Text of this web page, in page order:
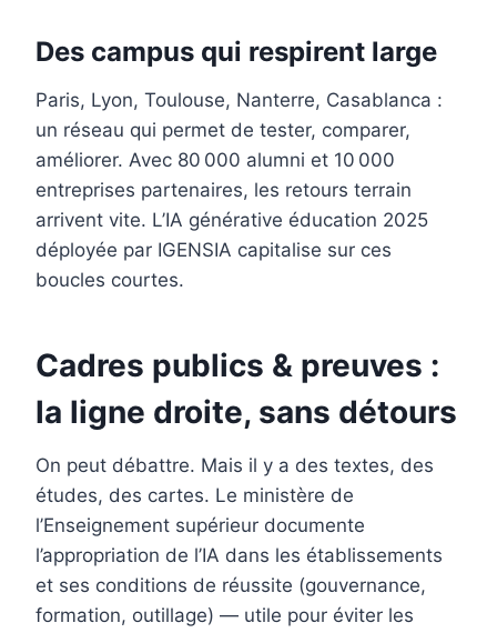
Des campus qui respirent large
Paris, Lyon, Toulouse, Nanterre, Casablanca :
un réseau qui permet de tester, comparer,
améliorer. Avec 80 000 alumni et 10 000
entreprises partenaires, les retours terrain
arrivent vite. L’IA générative éducation 2025
déployée par IGENSIA capitalise sur ces
boucles courtes.
Cadres publics & preuves :
la ligne droite, sans détours
On peut débattre. Mais il y a des textes, des
études, des cartes. Le ministère de
l’Enseignement supérieur documente
l’appropriation de l’IA dans les établissements
et ses conditions de réussite (gouvernance,
formation, outillage) — utile pour éviter les